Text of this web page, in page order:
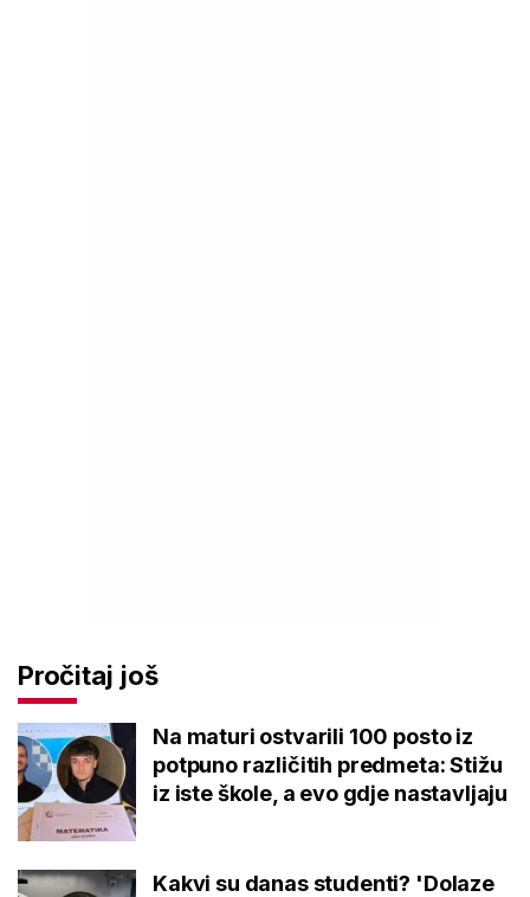
Pročitaj još
Na maturi ostvarili 100 posto iz
potpuno različitih predmeta: Stižu
iz iste škole, a evo gdje nastavljaju
Kakvi su danas studenti? 'Dolaze